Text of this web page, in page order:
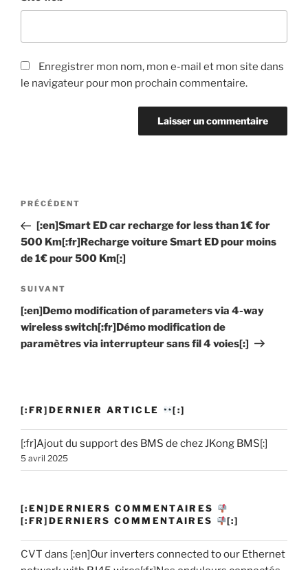
Enregistrer mon nom, mon e-mail et mon site dans
le navigateur pour mon prochain commentaire.
Navigation
l’article
Article
précédent
PRÉCÉDENT
[:en]Smart ED car recharge for less than 1€ for
500 Km[:fr]Recharge voiture Smart ED pour moins
de 1€ pour 500 Km[:]
Article
suivant
SUIVANT
[:en]Demo modification of parameters via 4-way
wireless switch[:fr]Démo modification de
paramètres via interrupteur sans fil 4 voies[:]
[:FR]DERNIER ARTICLE [:]
[:fr]Ajout du support des BMS de chez JKong BMS[:]
5 avril 2025
[:EN]DERNIERS COMMENTAIRES
[:FR]DERNIERS COMMENTAIRES
[:]
CVT dans [:en]Our inverters connected to our Ethernet